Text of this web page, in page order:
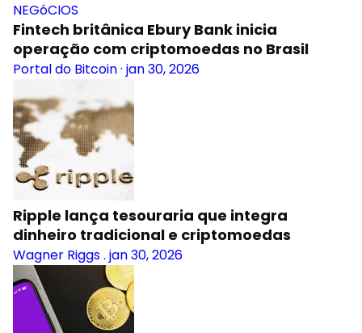
NEGóCIOS
Fintech britânica Ebury Bank inicia
operação com criptomoedas no Brasil
Portal do Bitcoin· jan 30, 2026
Ripple lança tesouraria que integra
dinheiro tradicional e criptomoedas
Wagner Riggs. jan 30, 2026